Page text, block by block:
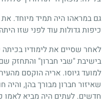
גם במראהו היה תמיד מיוחד.
כיפות גדולות עוד לפני שזו
לאחר שסיים את לימודיו בכיתה
בישיבת "שבי חברון" והתחזק
למועד גיוסו. אריה הוקסם
שאיזור חברון מבורך בהן,
חדשים. לעתים היה מביא לאמו